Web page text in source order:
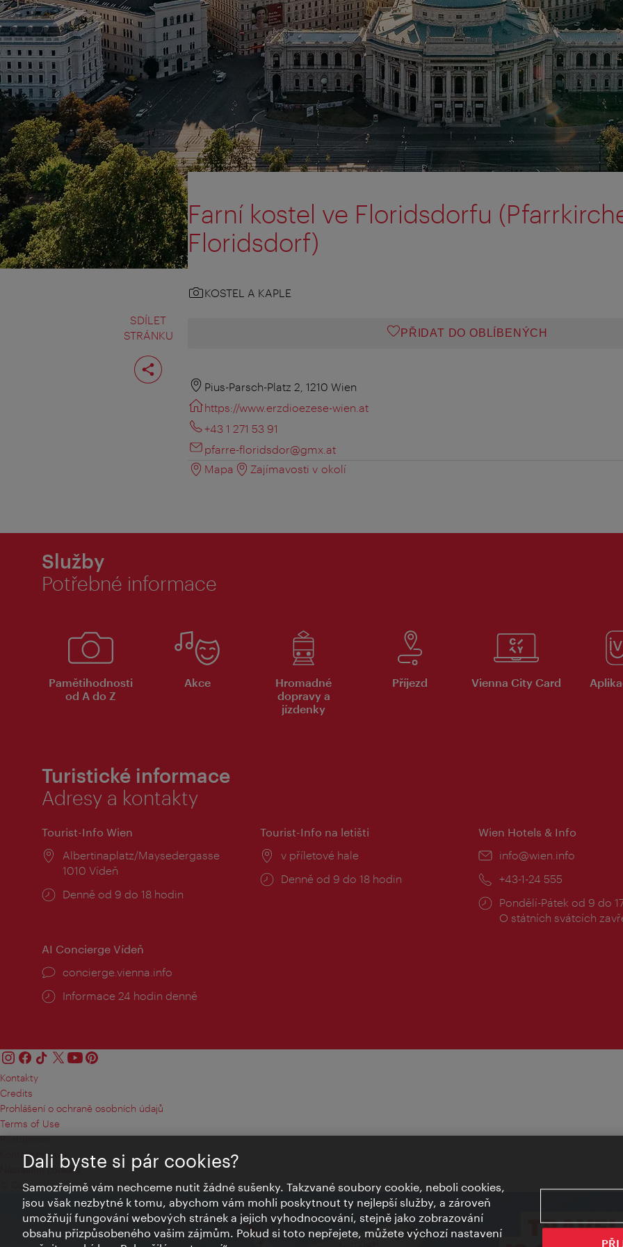
SDÍLET
STRÁNKU
Rozdělit
stranu
Farní kostel ve Floridsdorfu
Floridsdorf)
KOSTEL A KAPLE
PŘIDAT DO OBLÍBENÝCH
Pius-Parsch-Platz 2, 1210 Wien
https://www.erzdioezese-wien.at
+43 1 271 53 91
pfarre-floridsdor@gmx.at
Mapa
Zajímavosti v okolí
Služby
Potřebné informace
Pamětihodnosti
od A do Z
Akce
Hromadné
dopravy a
jízdenky
Příjezd Vienna City Card
Turistické informace
Adresy a kontakty
Tourist-Info Wien
Místo:
Albertinaplatz/Maysedergasse
1010 Vídeň
Provozní
Denně od 9 do 18 hodin
Tourist-Info na letišti
Místo:
v příletové hale
Provozní
Denně od 9 do 18 hodin
Wien Hotels & Info
E-
info@wien.info
Telefon:
+43-1-24 555
Provozní
doba:
Pondělí-Pátek od 9 do
O státních svátcích
AI Concierge Vídeň
concierge.vienna.info
Informace 24 hodin denně
Kontakty
Credits
Prohlášení o ochraně osobních údajů
Terms of Use
Přístupnost
Kontakt pro tisk
Nastavení cookies
© Copyright Wien Tourismus
Dali byste si pár cookies?
Samozřejmě vám nechceme nutit žádné sušenky. Takzvané soubory cookie, neboli cookies,
jsou však nezbytné k tomu, abychom vám mohli poskytnout ty nejlepší služby, a zároveň
umožňují fungování webových stránek a jejich vyhodnocování, stejně jako zobrazování
obsahu přizpůsobeného vašim zájmům. Pokud si toto nepřejete, můžete výchozí nastavení